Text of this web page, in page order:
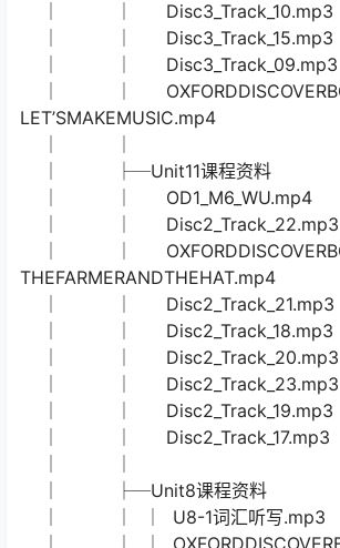
│ │ Disc2_Track_35.mp3
│ │ Disc2_Track_33.mp3
│ │ Disc2_Track_37.mp3
│ │ Disc2_Track_39.mp3
│ │
│ ├─Unit16课程资料
│ │ Disc3_Track_12.mp3
│ │ Disc3_Track_14.mp3
│ │ Disc3_Track_11.mp3
│ │ Disc3_Track_16.mp3
│ │ Disc3_Track_13.mp3
│ │ Disc3_Track_10.mp3
│ │ Disc3_Track_15.mp3
│ │ Disc3_Track_09.mp3
│ │
LET’SMAKEMUSIC.mp4
│ │
│ ├─Unit11课程资料
│ │ OD1_M6_WU.mp4
│ │ Disc2_Track_22.mp3